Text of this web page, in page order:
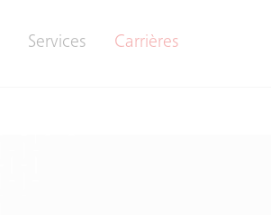
Services Carrières